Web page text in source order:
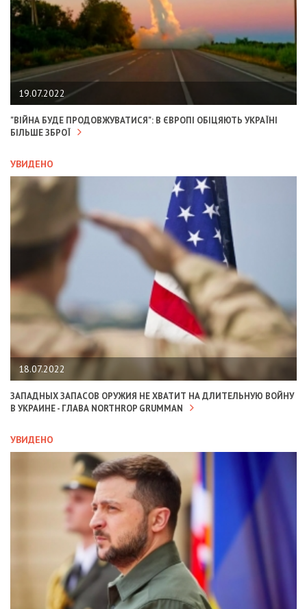
19.07.2022
"ВІЙНА БУДЕ ПРОДОВЖУВАТИСЯ": В ЄВРОПІ ОБІЦЯЮТЬ УКРАЇНІ
БІЛЬШЕ ЗБРОЇ
УВИДЕНО
18.07.2022
ЗАПАДНЫХ ЗАПАСОВ ОРУЖИЯ НЕ ХВАТИТ НА ДЛИТЕЛЬНУЮ ВОЙНУ
В УКРАИНЕ - ГЛАВА NORTHROP GRUMMAN
УВИДЕНО